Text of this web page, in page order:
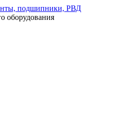
оборудования